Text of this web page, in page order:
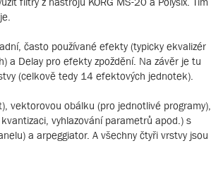
často používané efekty (typicky ekvalizér
a Delay pro efekty zpoždění. Na závěr je tu
(celkově tedy 14 efektových jednotek).
vektorovou obálku (pro jednotlivé programy),
vyhlazování parametrů apod.) s
a arpeggiator. A všechny čtyři vrstvy jsou